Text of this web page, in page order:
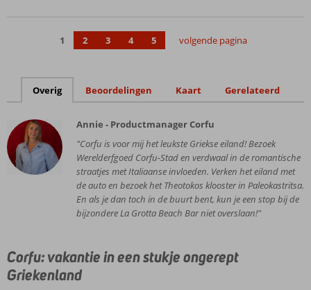
van rust
Ruime lichte
appartementen
heerlijke
zandstrand
van
Kontokali
1 2 3 4 5 volgende pagina
Overig Beoordelingen Kaart Gerelateerd
Annie - Productmanager Corfu
"Corfu is voor mij het leukste Griekse eiland! Bezoek
Werelderfgoed Corfu-Stad en verdwaal in de romantische
straatjes met Italiaanse invloeden. Verken het eiland met
de auto en bezoek het Theotokos klooster in Paleokastritsa.
En als je dan toch in de buurt bent, kun je een stop bij de
bijzondere La Grotta Beach Bar niet overslaan!"
Corfu: vakantie in een stukje ongerept
Griekenland